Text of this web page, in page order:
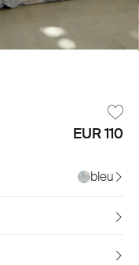
EUR 110
bleu